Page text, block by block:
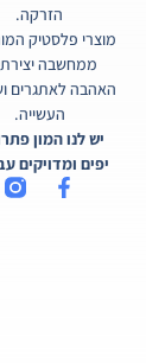
הזרקה.
מוצרי פלסטיק
ממחשבה
האהבה לאתגרים
העשייה.
יש לנו המון
יפים ומדויקים